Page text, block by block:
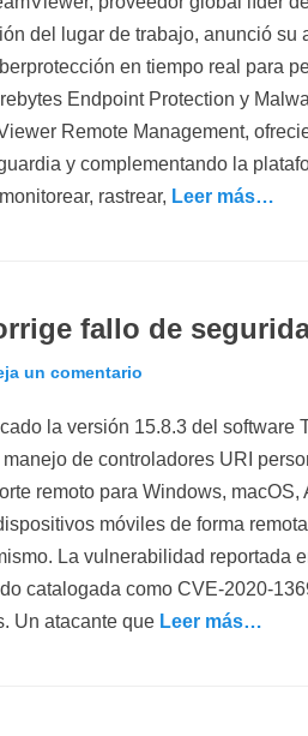
del lugar de trabajo, anunció su
en tiempo real para
Endpoint Protection y
Remote Management,
y complementando la
rastrear, Leer más…
fallo de
un comentario
la versión 15.8.3 del software
de controladores URI
remoto para Windows,
móviles de forma
La vulnerabilidad reportada
catalogada como CVE-2020-
Un atacante que Leer más…